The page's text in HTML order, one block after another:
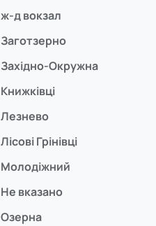
ж-д вокзал
Заготзерно
Західно-Окружна
Книжківці
Лезнево
Лісові Грінівці
Молодіжний
Не вказано
Озерна